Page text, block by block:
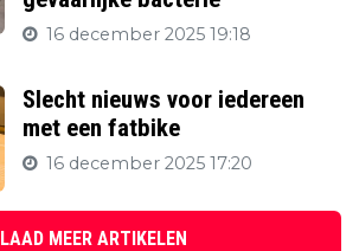
16 december 2025 19:18
Slecht nieuws voor iedereen
met een fatbike
16 december 2025 17:20
LAAD MEER ARTIKELEN